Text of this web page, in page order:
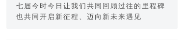
七届今时今日让我们共同回顾过往的里程碑
也共同开启新征程、迈向新未来遇见